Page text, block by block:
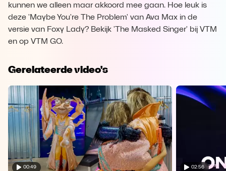
kunnen we alleen maar akkoord mee gaan. Hoe leuk is
deze 'Maybe You're The Problem' van Ava Max in de
versie van Foxy Lady? Bekijk 'The Masked Singer' bij VTM
en op VTM GO.
Gerelateerde video's
00:49 02:56